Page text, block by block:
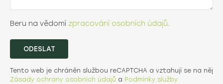
Beru na vědomí zpracování osobních údajů.
Tento web je chráněn službou reCAPTCHA a vztahují se na něj
Zásady ochrany osobních údajů a Podmínky služby
ODESLAT